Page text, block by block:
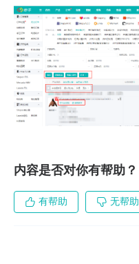
内容是否对你有帮助？
有帮助 无帮助